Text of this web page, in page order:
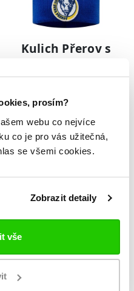
prosím?
webu co nejvíce
co je pro vás užitečná,
se všemi cookies.
Zobrazit detaily
vše
Kulich Přerov s
NOVINKA
Kšiltovka Bauer